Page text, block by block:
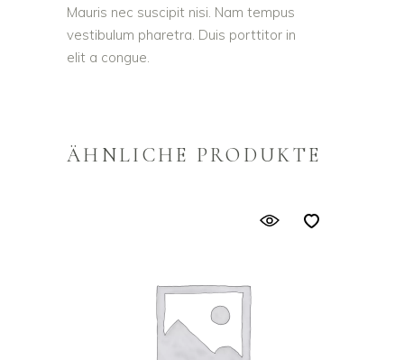
Mauris nec suscipit nisi. Nam tempus
vestibulum pharetra. Duis porttitor in
elit a congue.
ÄHNLICHE PRODUKTE